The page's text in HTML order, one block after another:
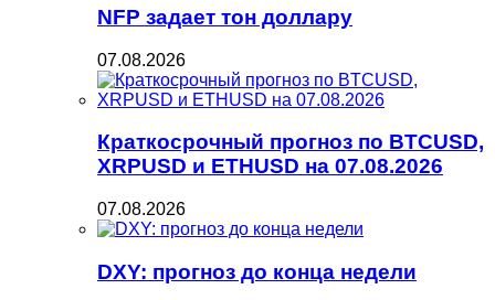
NFP задает тон доллару
07.08.2026
Краткосрочный прогноз по BTCUSD,
XRPUSD и ETHUSD на 07.08.2026
07.08.2026
DXY: прогноз до конца недели